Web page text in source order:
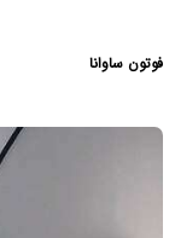
فوتون ساوانا